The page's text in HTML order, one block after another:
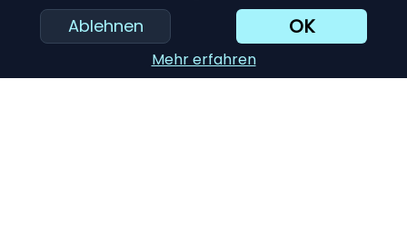
Ablehnen OK
Mehr erfahren
Konstruktion der Schubladen:
Suchen Sie nach
Schubladen mit Schwalbenschwanzverbindungen, da
diese stabiler sind. Vollauszugsführungen ermöglichen